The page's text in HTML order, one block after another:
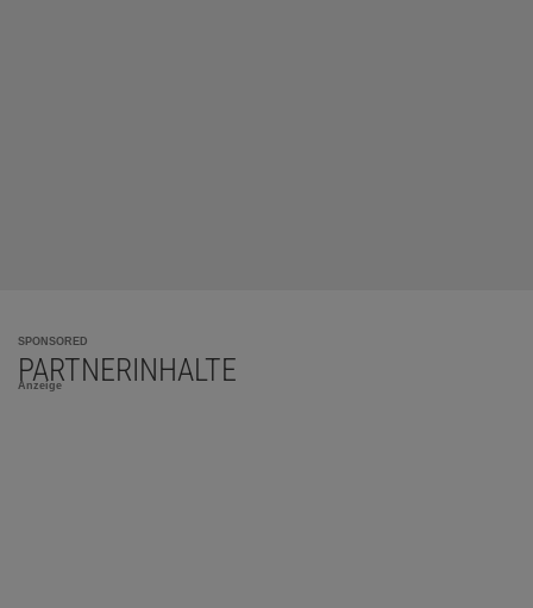
SPONSORED
PARTNERINHALTE
Anzeige